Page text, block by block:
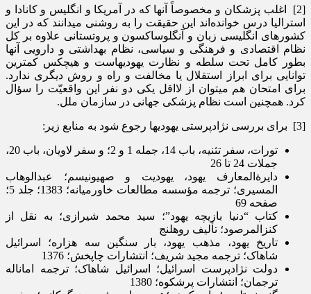
[2] اغلب پزشکان و مخصوصاً آنها که در آمریکا و انگلیس و کانادا و
استرالیا درس خوانده­‌اند این حقیقت را به روشنی می­دانند که در این
کشورهای انگلیسی زبان و آنگلوساکسون و پروتستانی علاوه بر کل
نظام اقتصادی و فرهنگی و سیاسی، نظام بهداشتی و دارویی آنها
بطور کامل تحت سلطه و نظارت یهودی­هاست و هیچ­کس کمترین
توانایی برای ابراز استقلال یا مخالفت و راه و روش دیگری ندارد.
برای امتحان هم می­توان از لااقل یکی دو نفر این واقعیّت را سؤال
کرد. همچنین است نظام پزشکی جهانی در سازمان ملل.
[3] برای بررسی نژادپرستی یهودی­ها رجوع شود به منابع زیر:
تورات، سفر تثنیه، باب 14، جمله 1 و 2؛ و سفر لاویان، باب 20،
جملات 24 تا 26
دایرةالمعارف یهود، یهودیت و صهیونیسم؛ عبدالوهاب
المسیری؛ ترجمه مؤسسه مطالعات خاورمیانه؛ 1383؛ جلد 5؛
صفحه 69
کتاب “دنیا بازیچه یهود”؛ سید محمد شیرازی؛ به نقل از
کنزالمرصود؛ تألیف روهلنج
تاریخ یهود، مذهب یهود، بار سنگین سه هزاره؛ اسرائیل
شاهاک؛ ترجمه مجید شریف؛ انتشارات چاپخش؛ 1376
دولت نژادپرست اسرائیل؛ اسرائیل شاهاک؛ ترجمه امان­اله
ترجمان؛ انتشارات پرشکوه؛ 1380